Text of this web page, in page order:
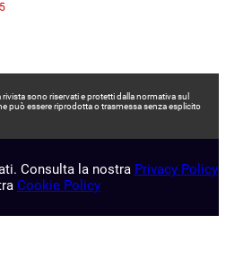
sono riservati e protetti dalla normativa sul
può essere riprodotta o trasmessa senza esplicito
Consulta la nostra Privacy Policy
Cookie Policy